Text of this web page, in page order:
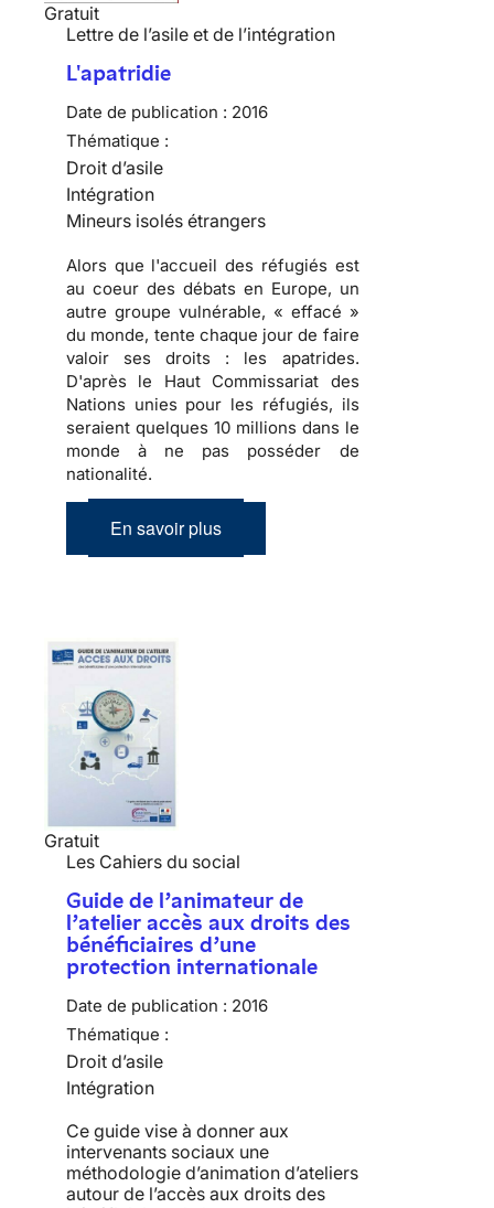
Gratuit
Lettre de l’asile et de l’intégration
L'apatridie
Date de publication : 2016
Thématique :
Droit d’asile
Intégration
Mineurs isolés étrangers
Alors que l'accueil des réfugiés est
au coeur des débats en Europe, un
autre groupe vulnérable, « effacé »
du monde, tente chaque jour de faire
valoir ses droits : les apatrides.
D'après le Haut Commissariat des
Nations unies pour les réfugiés, ils
seraient quelques 10 millions dans le
monde à ne pas posséder de
nationalité.
En savoir plus
Gratuit
Les Cahiers du social
Guide de l’animateur de
l’atelier accès aux droits des
bénéficiaires d’une
protection internationale
Date de publication : 2016
Thématique :
Droit d’asile
Intégration
Ce guide vise à donner aux
intervenants sociaux une
méthodologie d’animation d’ateliers
autour de l’accès aux droits des